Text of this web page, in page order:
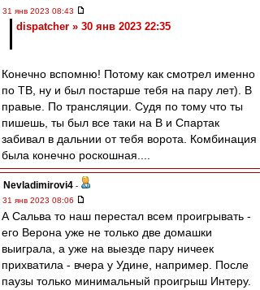
31 янв 2023 08:43
dispatcher » 30 янв 2023 22:35
Конечно вспомню! Потому как смотрел именно
по ТВ, ну и был постарше тебя на пару лет). В
правые. По трансляции. Судя по тому что ты
пишешь, ты был все таки на В и Спартак
забивал в дальнии от тебя ворота. Комбинация
была конечно роскошная....
Nevladimirovi4 -
31 янв 2023 08:06
А Сальва то наш перестал всем проигрывать -
его Верона уже не только две домашки
выиграла, а уже на выезде пару ничеек
прихватила - вчера у Удине, например. После
паузы только минимальный проигрыш Интеру.